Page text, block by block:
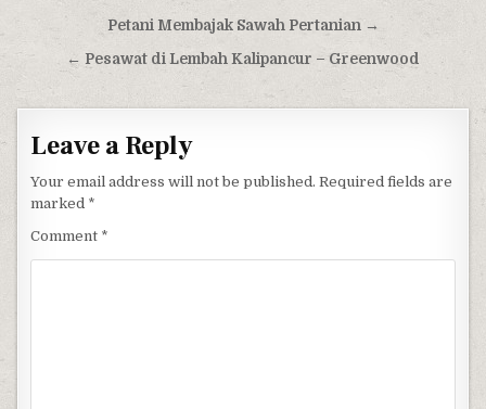
Post navigation
Petani Membajak Sawah Pertanian →
← Pesawat di Lembah Kalipancur – Greenwood
Leave a Reply
Your email address will not be published. Required fields are
marked *
Comment *